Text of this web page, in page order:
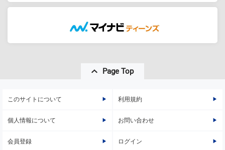
Page Top
このサイトについて 利用規約
個人情報について お問い合わせ
会員登録 ログイン